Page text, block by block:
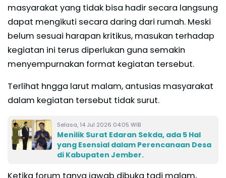
masyarakat yang tidak bisa hadir secara langsung
dapat mengikuti secara daring dari rumah. Meski
belum sesuai harapan kritikus, masukan terhadap
kegiatan ini terus diperlukan guna semakin
menyempurnakan format kegiatan tersebut.
Terlihat hngga larut malam, antusias masyarakat
dalam kegiatan tersebut tidak surut.
Selasa, 14 Jul 2026 04:05 WIB
Menilik Surat Edaran Sekda, ada 5 Hal
yang Esensial dalam Perencanaan Desa
di Kabupaten Jember.